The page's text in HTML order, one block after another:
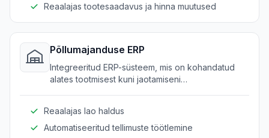
Reaalajas tootesaadavus ja hinna muutused
Põllumajanduse ERP
Integreeritud ERP-süsteem, mis on kohandatud
alates tootmisest kuni jaotamiseni
Reaalajas lao haldus
Automatiseeritud tellimuste töötlemine